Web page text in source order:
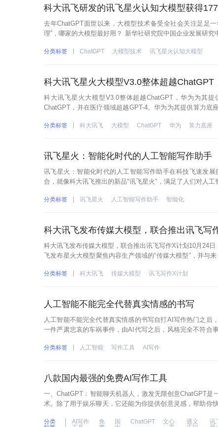
科大讯飞研发的讯飞星火认知大模型获得
去年ChatGPT面世以来，大模型技术备受全社会关注足足
理”，哪家的大模型最好用？ 新华社研究院中国企业发展研
分类标签 ChatGPT 大模型技术 讯飞星火认知大模型
科大讯飞星火大模型V3.0整体超越ChatGPT
科大讯飞星火大模型V3.0整体超越ChatGPT，华为为其
ChatGPT，并在医疗领域超越GPT-4。华为为其提供算力底
分类标签 科大讯飞 大模型 ChatGPT 华为 算力底座
讯飞星火：智能化时代的人工智能写作助手
讯飞星火：智能化时代的人工智能写作助手在科技飞速发
合，就像科大讯飞推出的新品"讯飞星火"，满足了人们对人
分类标签 讯飞星火 人工智能写作助手 智能化
科大讯飞发布传媒大模型，联合推出讯飞写
科大讯飞发布传媒大模型，联合推出讯飞写作X计划10月24
飞发布星火大模型聚焦内容生产领域的“传媒大模型”，并与
分类标签 科大讯飞 传媒大模型 讯飞写作X计划
人工智能不能完全代替真实情感的书写
人工智能不能完全代替真实情感的书写自打AI写作热门之后
一件严肃悲哀的车祸事件，由AI代写之后，风格完全不符合
分类标签 人工智能 写作工具 AI写作
八款国内最强的免费AI写作工具
一、ChatGPT：智能聊天机器人，激发无限创意ChatGPT
术。除了用于娱乐聊天，它还能为你提供创意灵感，帮助你
分类
AI写作
免
国
ChatGPT
文心
通义
讯